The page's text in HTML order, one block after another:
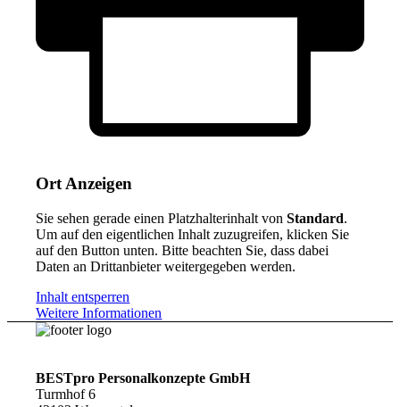
Ort Anzeigen
Sie sehen gerade einen Platzhalterinhalt vonStandard.
Um auf den eigentlichen Inhalt zuzugreifen, klicken Sie
auf den Button unten. Bitte beachten Sie, dass dabei
Daten an Drittanbieter weitergegeben werden.
Inhalt entsperren
Weitere Informationen
BESTpro Personalkonzepte GmbH
Turmhof 6